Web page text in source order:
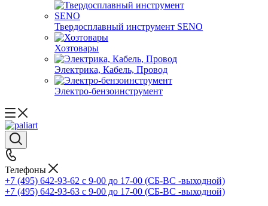
Твердосплавный инструмент SENO
Хозтовары
Электрика, Кабель, Провод
Электро-бензоинструмент
Телефоны
+7 (495) 642-93-62 c 9-00 до 17-00 (СБ-ВС -выходной)
+7 (495) 642-93-63 c 9-00 до 17-00 (СБ-ВС -выходной)